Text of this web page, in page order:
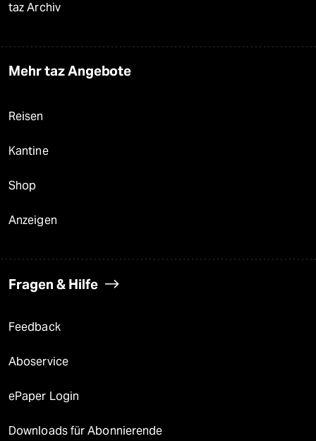
taz Archiv
Mehr taz Angebote
Reisen
Kantine
Shop
Anzeigen
Fragen & Hilfe
Feedback
Aboservice
ePaper Login
Downloads für Abonnierende